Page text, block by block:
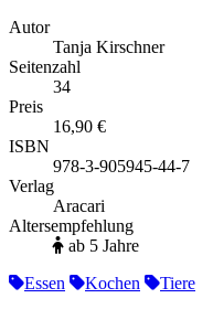
Autor
Tanja Kirschner
Seitenzahl
34
Preis
16,90 €
ISBN
978-3-905945-44-7
Verlag
Aracari
Altersempfehlung
ab 5 Jahre
Essen
Kochen Tiere